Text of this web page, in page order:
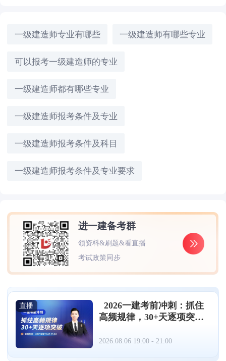
一级建造师专业有哪些 一级建造师有哪些专业
可以报考一级建造师的专业
一级建造师都有哪些专业
一级建造师报考条件及专业
一级建造师报考条件及科目
一级建造师报考条件及专业要求
进一建备考群
领资料&刷题&看直播
考试政策同步
直播
2026一建考前冲刺：抓住
高频规律，30+天逐项突破
2026.08.06 19:00 - 21:00